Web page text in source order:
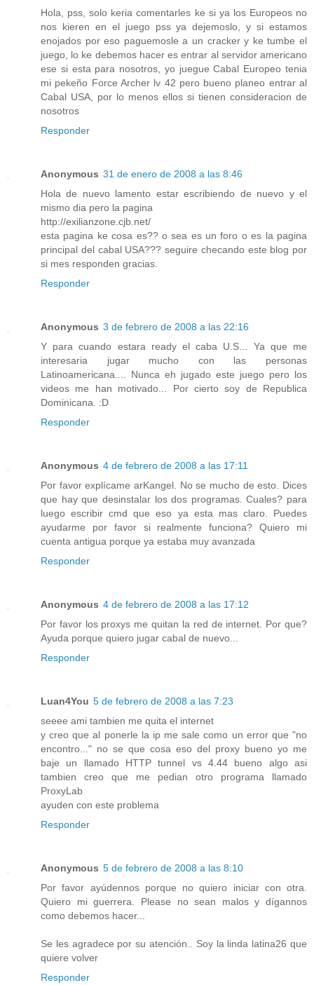
Hola, pss, solo keria comentarles ke si ya los Europeos no
nos kieren en el juego pss ya dejemoslo, y si estamos
enojados por eso paguemosle a un cracker y ke tumbe el
juego, lo ke debemos hacer es entrar al servidor americano
ese si esta para nosotros, yo juegue Cabal Europeo tenia
mi pekeño Force Archer lv 42 pero bueno planeo entrar al
Cabal USA, por lo menos ellos si tienen consideracion de
nosotros
Responder
Anonymous 31 de enero de 2008 a las 8:46
Hola de nuevo lamento estar escribiendo de nuevo y el
mismo dia pero la pagina
http://exilianzone.cjb.net/
esta pagina ke cosa es?? o sea es un foro o es la pagina
principal del cabal USA??? seguire checando este blog por
si mes responden gracias.
Responder
Anonymous 3 de febrero de 2008 a las 22:16
Y para cuando estara ready el caba U.S... Ya que me
interesaria jugar mucho con las personas
Latinoamericana.... Nunca eh jugado este juego pero los
videos me han motivado... Por cierto soy de Republica
Dominicana. :D
Responder
Anonymous 4 de febrero de 2008 a las 17:11
Por favor explícame arKangel. No se mucho de esto. Dices
que hay que desinstalar los dos programas. Cuales? para
luego escribir cmd que eso ya esta mas claro. Puedes
ayudarme por favor si realmente funciona? Quiero mi
cuenta antigua porque ya estaba muy avanzada
Responder
Anonymous 4 de febrero de 2008 a las 17:12
Por favor los proxys me quitan la red de internet. Por que?
Ayuda porque quiero jugar cabal de nuevo...
Responder
Luan4You 5 de febrero de 2008 a las 7:23
seeee ami tambien me quita el internet
y creo que al ponerle la ip me sale como un error que "no
encontro..." no se que cosa eso del proxy bueno yo me
baje un llamado HTTP tunnel vs 4.44 bueno algo asi
tambien creo que me pedian otro programa llamado
ProxyLab
ayuden con este problema
Responder
Anonymous 5 de febrero de 2008 a las 8:10
Por favor ayúdennos porque no quiero iniciar con otra.
Quiero mi guerrera. Please no sean malos y dígannos
como debemos hacer...
Se les agradece por su atención.. Soy la linda latina26 que
quiere volver
Responder